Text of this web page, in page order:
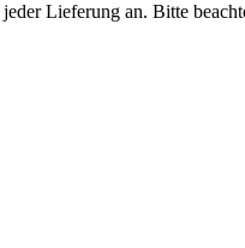
Lieferung an. Bitte